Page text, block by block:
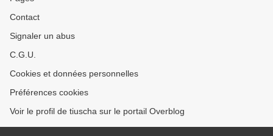
Contact
Signaler un abus
C.G.U.
Cookies et données personnelles
Préférences cookies
Voir le profil de tiuscha sur le portail Overblog